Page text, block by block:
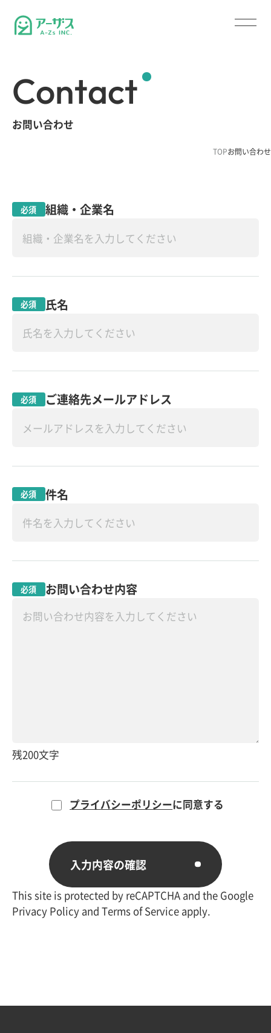
Contact
お問い合わせ
TOPお問い合わせ
必須 組織・企業名
必須 氏名
必須 ご連絡先メールアドレス
必須 件名
必須 お問い合わせ内容
残200文字
プライバシーポリシーに同意する
This site is protected by reCAPTCHA and the Google
Privacy Policy and Terms of Service apply.